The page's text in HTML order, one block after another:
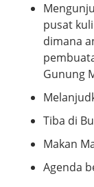
pusat
dimana
Gunung
Tiba di
Makan
Agenda